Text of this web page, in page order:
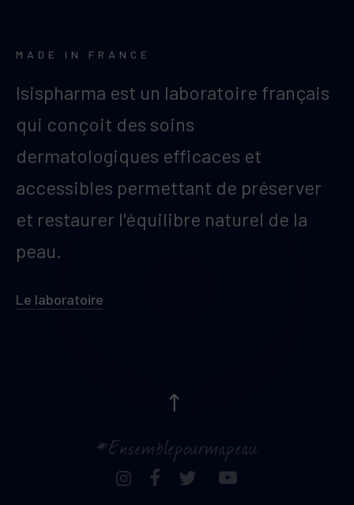
MADE IN FRANCE
Isispharma est un laboratoire français
qui conçoit des soins
dermatologiques efficaces et
accessibles permettant de préserver
et restaurer l'équilibre naturel de la
peau.
Le laboratoire
#Ensemblepourmapeau